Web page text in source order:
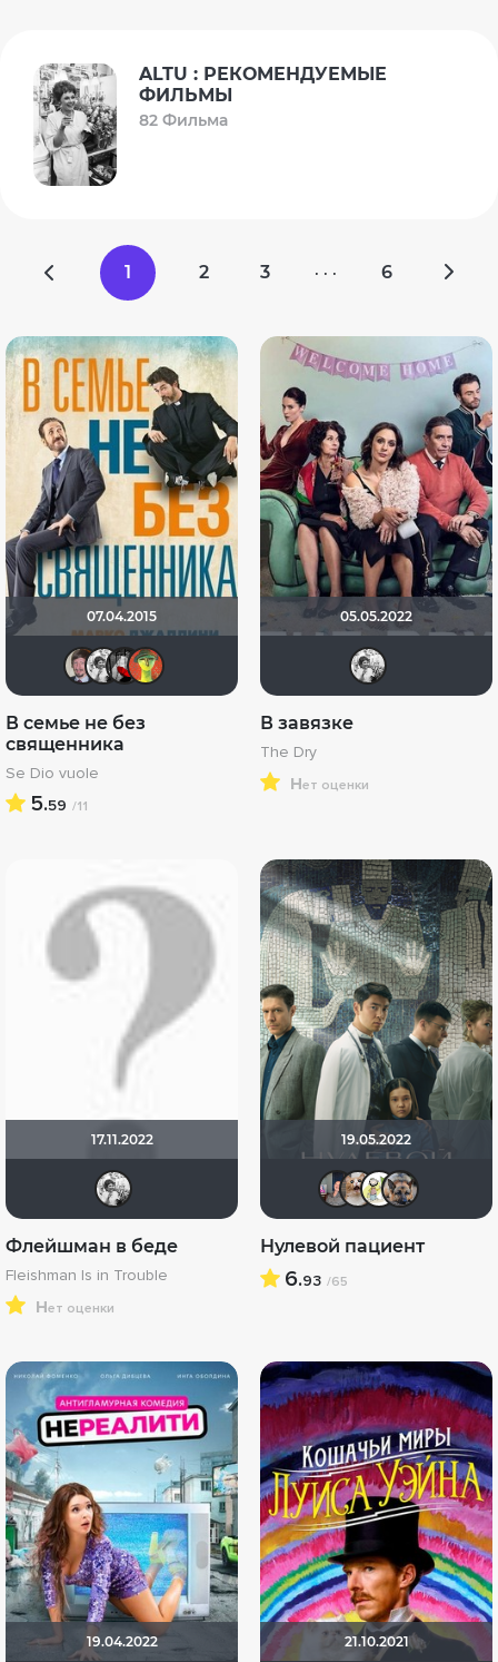
ALTU : РЕКОМЕНДУЕМЫЕ
ФИЛЬМЫ
82 Фильма
1 2 3 · · · 6
07.04.2015
В семье не без
священника
Se Dio vuole
5.59 /11
05.05.2022
В завязке
The Dry
нет оценки
17.11.2022
Флейшман в беде
Fleishman Is in Trouble
нет оценки
19.05.2022
Нулевой пациент
6.93 /65
19.04.2022 21.10.2021